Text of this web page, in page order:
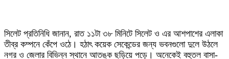
সিলেট প্রতিনিধি জানান, রাত ১১টা ৩৮ মিনিটে সিলেট ও এর আশপাশের এলাকা
তীব্র কম্পনে কেঁপে ওঠে। হঠাৎ কয়েক সেকেন্ডের জন্য ভবনগুলো দুলে উঠলে
নগর ও জেলার বিভিন্ন স্থানে আতঙ্ক ছড়িয়ে পড়ে। অনেকেই বহুতল বাসা-